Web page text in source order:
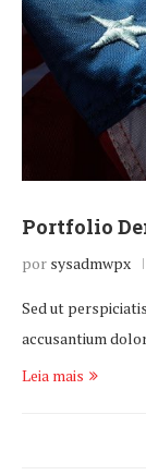
Portfolio
por sysadmwpx
Sed ut
accusantium
Leia mais